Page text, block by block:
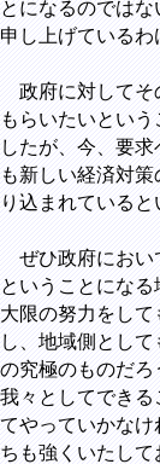
とになるのでは
申し上げているわ
政府に対してそ
もらいたいとい
したが、今、要
も新しい経済対
り込まれていると
ぜひ政府におい
ということにな
大限の努力をし
し、地域側とし
の究極のものだろ
我々としてできる
てやっていかな
ちも強くいたして